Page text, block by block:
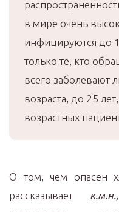
в мире очень
инфицируются до
только те, кто
всего заболевают
возраста, до 25
возрастных
О том, чем опасен
рассказывает